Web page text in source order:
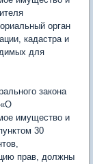
орган
кадастра и
для
закона
имущество и
30
прав, должны